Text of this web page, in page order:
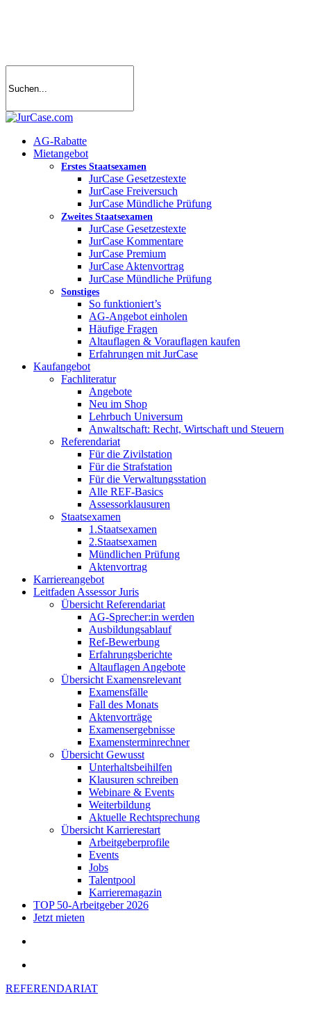
search
account
Menu
AG-Rabatte
Mietangebot
Erstes Staatsexamen
JurCase Gesetzestexte
JurCase Freiversuch
JurCase Mündliche Prüfung
Zweites Staatsexamen
JurCase Gesetzestexte
JurCase Kommentare
JurCase Premium
JurCase Aktenvortrag
JurCase Mündliche Prüfung
Sonstiges
So funktioniert’s
AG-Angebot einholen
Häufige Fragen
Altauflagen & Vorauflagen kaufen
Erfahrungen mit JurCase
Kaufangebot
Fachliteratur
Angebote
Neu im Shop
Lehrbuch Universum
Anwaltschaft: Recht, Wirtschaft und Steuern
Referendariat
Für die Zivilstation
Für die Strafstation
Für die Verwaltungsstation
Alle REF-Basics
Assessorklausuren
Staatsexamen
1.Staatsexamen
2.Staatsexamen
Mündlichen Prüfung
Aktenvortrag
Karriereangebot
Leitfaden Assessor Juris
Übersicht Referendariat
AG-Sprecher:in werden
Ausbildungsablauf
Ref-Bewerbung
Erfahrungsberichte
Altauflagen Angebote
Übersicht Examensrelevant
Examensfälle
Fall des Monats
Aktenvorträge
Examensergebnisse
Examensterminrechner
Übersicht Gewusst
Unterhaltsbeihilfen
Klausuren schreiben
Webinare & Events
Weiterbildung
Aktuelle Rechtsprechung
Übersicht Karrierestart
Arbeitgeberprofile
Events
Jobs
Talentpool
Karrieremagazin
TOP 50-Arbeitgeber 2026
Jetzt mieten
REFERENDARIAT